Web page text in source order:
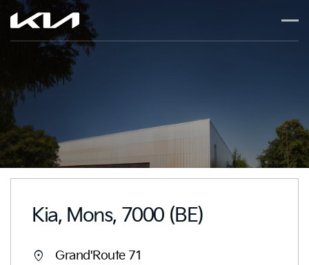
Kia, Mons, 7000 (BE)
location_on Grand'Route 71